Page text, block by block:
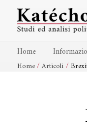
contenuto
Home
Home Articoli